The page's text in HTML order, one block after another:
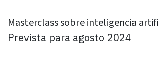
Masterclass sobre inteligencia
Prevista para agosto 2024